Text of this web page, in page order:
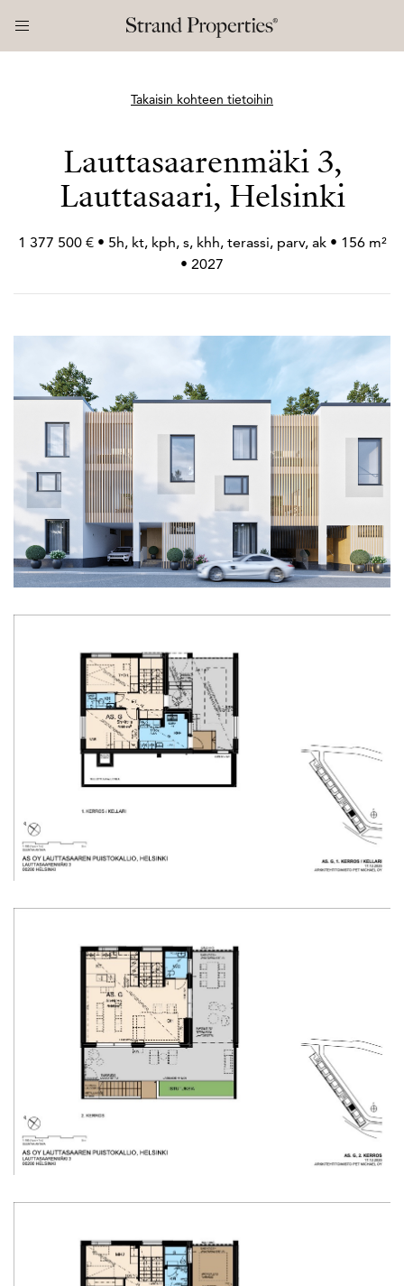
Takaisin kohteen tietoihin
Lauttasaarenmäki 3,
Lauttasaari, Helsinki
1 377 500 € • 5h, kt, kph, s, khh, terassi, parv, ak • 156 m²
• 2027